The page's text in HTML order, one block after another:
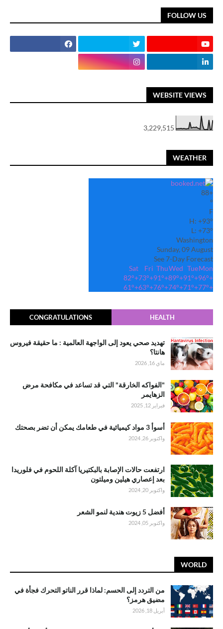
FOLLOW US
WEBSITE VIEWS
3,229,515
WEATHER
+
88
°
F
H: +93°
L: +73°
Washington
Sunday, 09 August
See 7-Day Forecast
Mon
Tue
Wed
Thu
Fri
Sat
+
96°
+
91°
+
89°
+
91°
+
73°
+
82°
+
77°
+
71°
+
74°
+
76°
+
63°
+
61°
HEALTH
CONGRATULATIONS
تهديد صحي يعود إلى الواجهة العالمية : ما حقيقة فيروس
هانتا؟
ماي 16, 2026
"الفواكه الخارقة" التي قد تساعد في مكافحة مرض
الزهايمر
فبراير 12, 2025
أسوأ 3 مواد كيميائية في طعامك يمكن أن تضر بصحتك
واكتوبر 26, 2024
ارتفعت حالات الإصابة بالبكتيريا آكلة اللحوم في فلوريدا
بعد إعصاري هيلين وميلتون
واكتوبر 20, 2024
أفضل 5 زيوت هندية لنمو الشعر
واكتوبر 05, 2024
WORLD
من التردد إلى الحسم: لماذا قرر الناتو التحرك فجأة في
مضيق هرمز؟
أبريل 18, 2026